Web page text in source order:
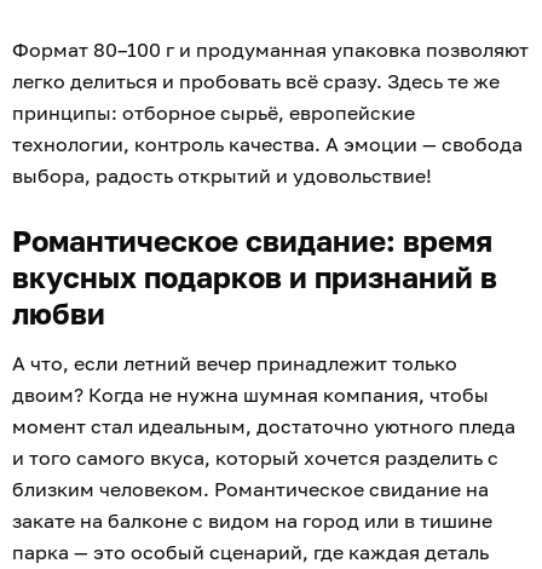
Формат 80–100 г и продуманная упаковка позволяют
легко делиться и пробовать всё сразу. Здесь те же
принципы: отборное сырьё, европейские
технологии, контроль качества. А эмоции — свобода
выбора, радость открытий и удовольствие!
Романтическое свидание: время
вкусных подарков и признаний в
любви
А что, если летний вечер принадлежит только
двоим? Когда не нужна шумная компания, чтобы
момент стал идеальным, достаточно уютного пледа
и того самого вкуса, который хочется разделить с
близким человеком. Романтическое свидание на
закате на балконе с видом на город или в тишине
парка — это особый сценарий, где каждая деталь